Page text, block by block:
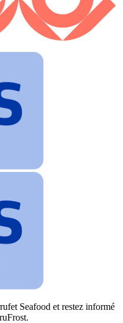
Seafood et restez informé